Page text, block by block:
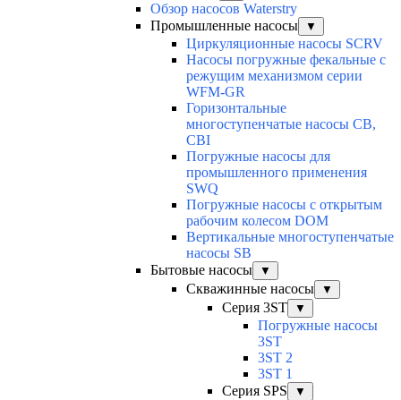
Обзор насосов Waterstry
Промышленные насосы
▼
Циркуляционные насосы SCRV
Насосы погружные фекальные с
режущим механизмом серии
WFM-GR
Горизонтальные
многоступенчатые насосы CB,
CBI
Погружные насосы для
промышленного применения
SWQ
Погружные насосы с открытым
рабочим колесом DOM
Вертикальные многоступенчатые
насосы SB
Бытовые насосы
▼
Скважинные насосы ▼
Серия 3ST ▼
Погружные насосы
3ST
3ST 2
3ST 1
Серия SPS
▼